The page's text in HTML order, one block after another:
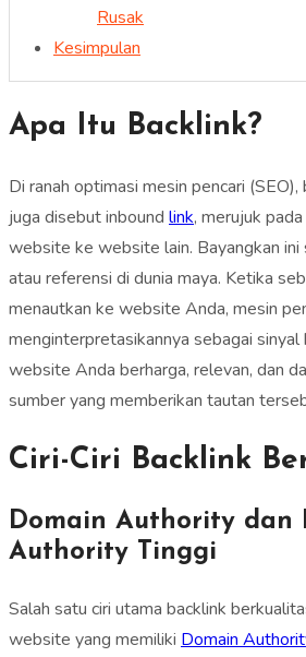
Rusak
Kesimpulan
Apa Itu Backlink?
Di ranah optimasi mesin pencari (SEO),
juga disebut inbound link, merujuk
website ke website lain. Bayangkan
atau referensi di dunia maya. Ketika
menautkan ke website Anda, mesin
menginterpretasikannya sebagai
website Anda berharga, relevan, dan
sumber yang memberikan tautan
Ciri-Ciri Backlink
Domain Authority dan
Authority Tinggi
Salah satu ciri utama backlink
website yang memiliki Domain